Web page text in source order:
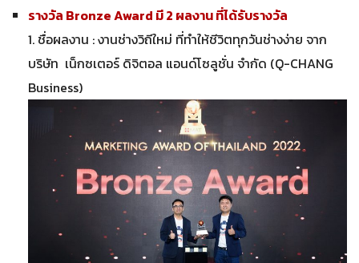
รางวัล Bronze Award มี 2 ผลงาน ที่ได้รับรางวัล
1. ชื่อผลงาน : งานช่างวิถีใหม่ ที่ทำให้ชีวิตทุกวันช่างง่าย จาก
บริษัท เน็กซเตอร์ ดิจิตอล แอนด์โซลูชั่น จำกัด (Q-CHANG
Business)